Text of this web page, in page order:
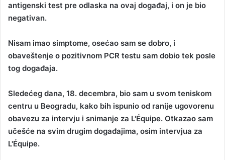
antigenski test pre odlaska na ovaj događaj, i on je bio
negativan.
Nisam imao simptome, osećao sam se dobro, i
obaveštenje o pozitivnom PCR testu sam dobio tek posle
tog događaja.
Sledećeg dana, 18. decembra, bio sam u svom teniskom
centru u Beogradu, kako bih ispunio od ranije ugovorenu
obavezu za intervju i snimanje za L'Équipe. Otkazao sam
učešće na svim drugim događajima, osim intervjua za
L'Équipe.